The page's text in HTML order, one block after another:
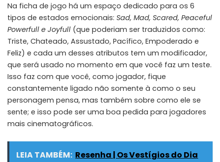
Na ficha de jogo há um espaço dedicado para os 6
tipos de estados emocionais: Sad, Mad, Scared, Peaceful
Powerfull e Joyfull (que poderiam ser traduzidos como:
Triste, Chateado, Assustado, Pacífico, Empoderado e
Feliz) e cada um desses atributos tem um modificador,
que será usado no momento em que você faz um teste.
Isso faz com que você, como jogador, fique
constantemente ligado não somente à como o seu
personagem pensa, mas também sobre como ele se
sente; e isso pode ser uma boa pedida para jogadores
mais cinematográficos.
LEIA TAMBÉM: Resenha | Os Vestígios do Dia